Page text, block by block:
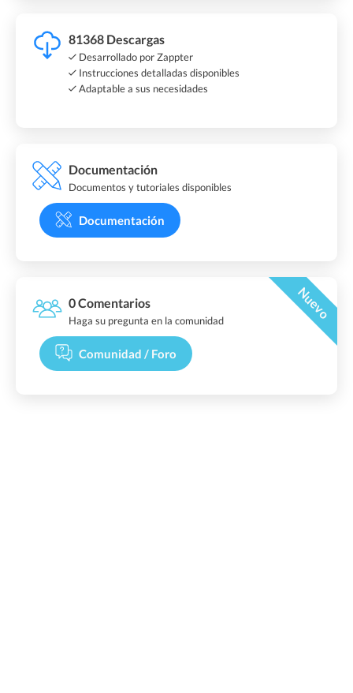
81368 Descargas
Desarrollado por Zappter
Instrucciones detalladas disponibles
Adaptable a sus necesidades
Documentación
Documentos y tutoriales disponibles
Documentación
0 Comentarios Nuevo
Haga su pregunta en la comunidad
Comunidad / Foro